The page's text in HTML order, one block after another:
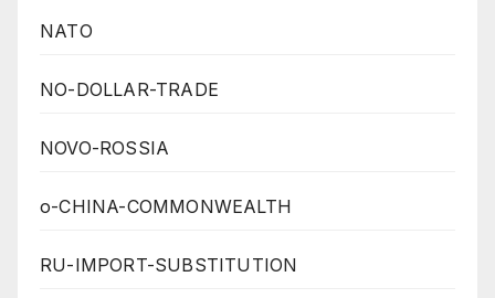
NATO
NO-DOLLAR-TRADE
NOVO-ROSSIA
o-CHINA-COMMONWEALTH
RU-IMPORT-SUBSTITUTION